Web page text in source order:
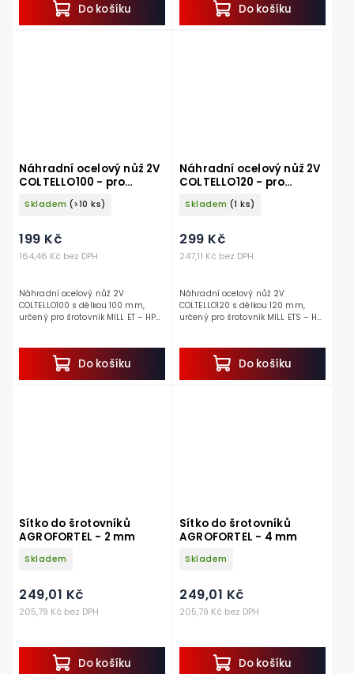
Do košíku Do košíku
Náhradní ocelový nůž 2V
COLTELLO100 - pro
šrotovník ET - HP 0,75kW,
100 mm
Skladem (>10 ks)
164,46 Kč bez DPH
199 Kč
Do košíku
Náhradní ocelový nůž 2V
COLTELLO100 s délkou 100 mm,
určený pro šrotovník MILL ET – HP
řezného nože a...
Náhradní ocelový nůž 2V
COLTELLO120 - pro
šrotovník ETS - HP 1,5kW,
120 mm
Skladem (1 ks)
247,11 Kč bez DPH
299 Kč
Do košíku
Náhradní ocelový nůž 2V
COLTELLO120 s délkou 120 mm,
určený pro šrotovník MILL ETS – HP
původního řezného nože a...
Sítko do šrotovníků
AGROFORTEL - 2 mm
Skladem
205,79 Kč bez DPH
249,01 Kč
Do košíku
Sítko do šrotovníků
AGROFORTEL - 4 mm
Skladem
205,79 Kč bez DPH
249,01 Kč
Do košíku